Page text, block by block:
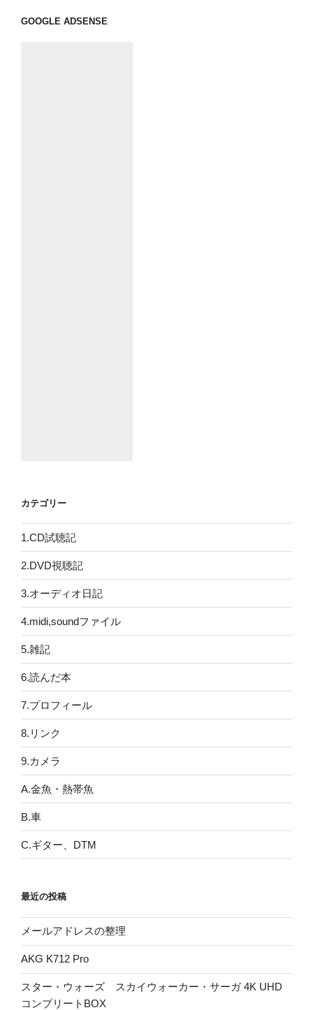
GOOGLE ADSENSE
カテゴリー
1.CD試聴記
2.DVD視聴記
3.オーディオ日記
4.midi,soundファイル
5.雑記
6.読んだ本
7.プロフィール
8.リンク
9.カメラ
A.金魚・熱帯魚
B.車
C.ギター、DTM
最近の投稿
メールアドレスの整理
AKG K712 Pro
スター・ウォーズ スカイウォーカー・サーガ 4K UHD
コンプリートBOX